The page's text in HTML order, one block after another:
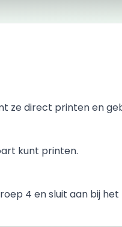
ze direct printen en
kunt printen.
4 en sluit aan bij